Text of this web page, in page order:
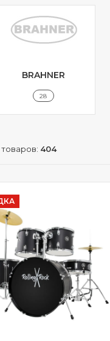
BRAHNER
28
404